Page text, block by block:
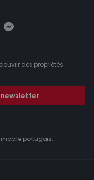
des propriétés
mobile portugais.